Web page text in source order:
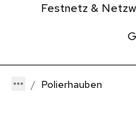
Festnetz &
Polierhauben